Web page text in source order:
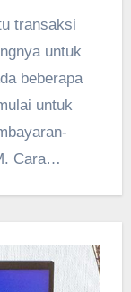
untuk
beberapa
untuk
Cara…